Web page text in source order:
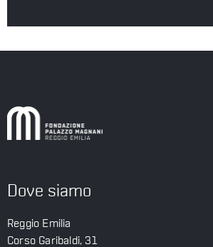
Dove siamo
Reggio Emilia
Corso Garibaldi, 31